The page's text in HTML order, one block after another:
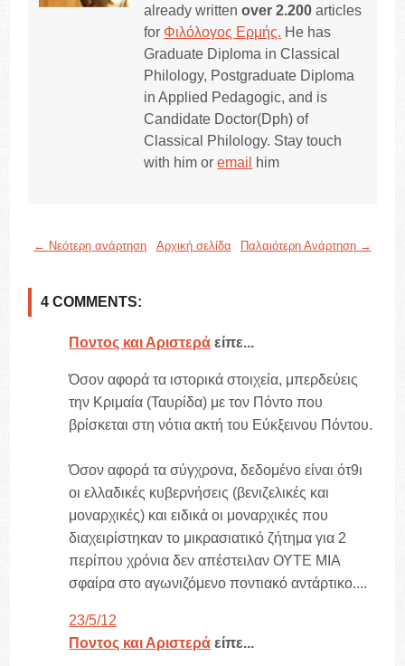
already writtenover 2.200 articles
for Φιλόλογος Ερμής. He has
Graduate Diploma in Classical
Philology, Postgraduate Diploma
in Applied Pedagogic, and is
Candidate Doctor(Dph) of
Classical Philology. Stay touch
with him oremail him
← Νεότερη ανάρτηση Παλαιότερη Ανάρτηση →
Αρχική σελίδα
4 COMMENTS:
Ποντος και Αριστερά είπε...
Όσον αφορά τα ιστορικά στοιχεία, μπερδεύεις
την Κριμαία (Ταυρίδα) με τον Πόντο που
βρίσκεται στη νότια ακτή του Εύκξεινου Πόντου.
Όσον αφορά τα σύγχρονα, δεδομένο είναι ότ9ι
οι ελλαδικές κυβερνήσεις (βενιζελικές και
μοναρχικές) και ειδικά οι μοναρχικές που
διαχειρίστηκαν το μικρασιατικό ζήτημα για 2
περίπου χρόνια δεν απέστειλαν ΟΥΤΕ ΜΙΑ
σφαίρα στο αγωνιζόμενο ποντιακό αντάρτικο....
23/5/12
Ποντος και Αριστερά είπε...